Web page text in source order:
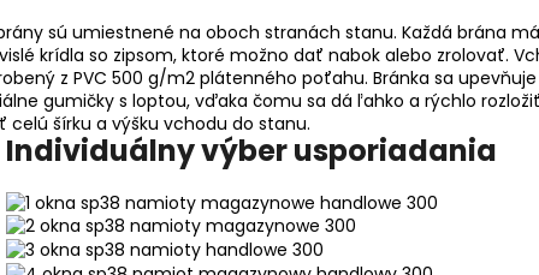
sú umiestnené na oboch stranách stanu. Každá brána
krídla so zipsom, ktoré možno dať nabok alebo zrolovať.
z PVC 500 g/m2 plátenného poťahu. Bránka sa
gumičky s loptou, vďaka čomu sa dá ľahko a rýchlo
celú šírku a výšku vchodu do stanu.
Individuálny výber usporiadania